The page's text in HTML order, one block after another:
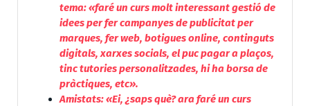
tema:«faré un curs molt interessant gestió de
idees per fer campanyes de publicitat per
marques, fer web, botigues online, continguts
digitals, xarxes socials, el puc pagar a plaços,
tinc tutories personalitzades, hi ha borsa de
pràctiques, etc».
Amistats:«Ei, ¿saps què? ara faré un curs